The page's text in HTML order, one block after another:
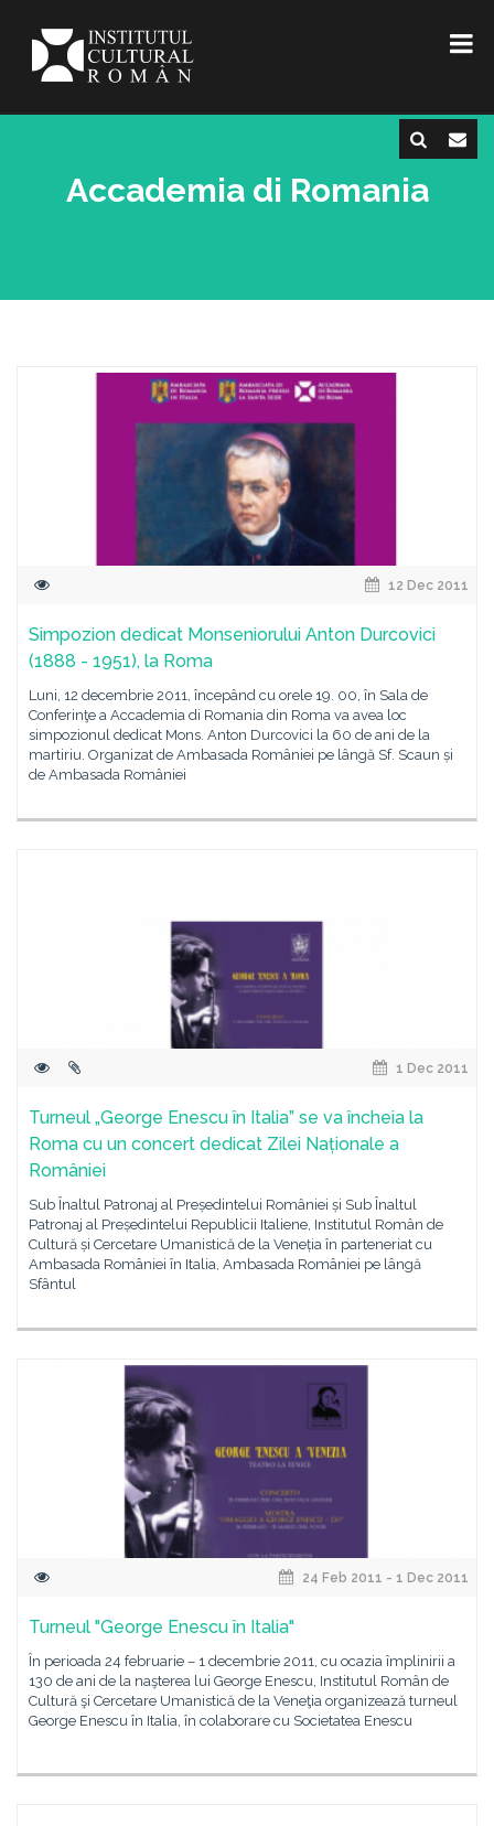
Accademia di Romania
12 Dec 2011
Simpozion dedicat Monseniorului Anton Durcovici
(1888 - 1951), la Roma
Luni, 12 decembrie 2011, începând cu orele 19. 00, în Sala de
Conferinţe a Accademia di Romania din Roma va avea loc
simpozionul dedicat Mons. Anton Durcovici la 60 de ani de la
martiriu. Organizat de Ambasada României pe lângă Sf. Scaun și
de Ambasada României
1 Dec 2011
Turneul „George Enescu în Italia” se va încheia la
Roma cu un concert dedicat Zilei Naționale a
României
Sub Înaltul Patronaj al Președintelui României și Sub Înaltul
Patronaj al Președintelui Republicii Italiene, Institutul Român de
Cultură și Cercetare Umanistică de la Veneția în parteneriat cu
Ambasada României în Italia, Ambasada României pe lângă
Sfântul
24 Feb 2011 - 1 Dec 2011
Turneul "George Enescu în Italia"
În perioada 24 februarie – 1 decembrie 2011, cu ocazia împlinirii a
130 de ani de la naşterea lui George Enescu, Institutul Român de
Cultură şi Cercetare Umanistică de la Veneţia organizează turneul
George Enescu în Italia, în colaborare cu Societatea Enescu